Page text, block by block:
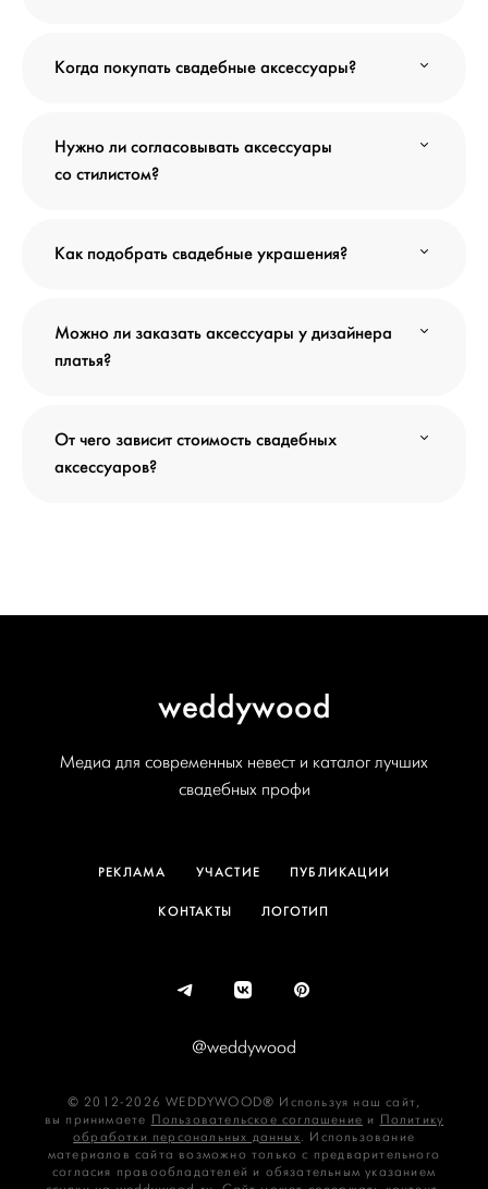
Когда покупать свадебные аксессуары?
Нужно ли согласовывать аксессуары
со стилистом?
Как подобрать свадебные украшения?
Можно ли заказать аксессуары у дизайнера
платья?
От чего зависит стоимость свадебных
аксессуаров?
weddywood
Медиа для современных невест и каталог лучших
свадебных профи
РЕКЛАМА УЧАСТИЕ ПУБЛИКАЦИИ
КОНТАКТЫ ЛОГОТИП
@weddywood
© 2012-2026 WEDDYWOOD® Используя наш сайт,
вы принимаете Пользовательское соглашение и
Политику
обработки персональных данных . Использование
материалов сайта возможно только с предварительного
согласия правообладателей и обязательным указанием